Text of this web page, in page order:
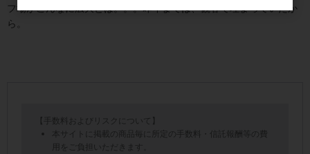
フ場がこんなに広大とは。。。昨年までは、観客で埋まっていたか
ら。
【手数料およびリスクについて】
本サイトに掲載の商品毎に所定の手数料・信託報酬等の費
用をご負担いただきます。